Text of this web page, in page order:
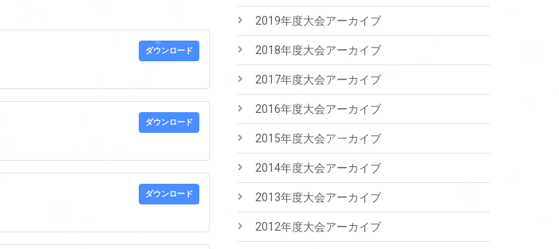
ダウンロード
ダウンロード
ダウンロード
2019年度大会アーカイブ
2018年度大会アーカイブ
2017年度大会アーカイブ
2016年度大会アーカイブ
2015年度大会アーカイブ
2014年度大会アーカイブ
2013年度大会アーカイブ
2012年度大会アーカイブ